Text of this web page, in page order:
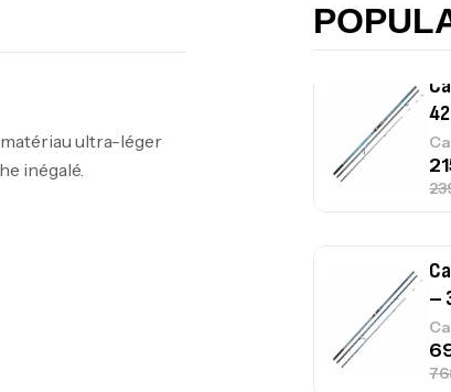
ultra-léger
inégalé.
–
–